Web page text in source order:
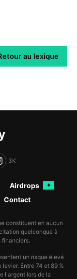
au lexique
3K
Airdrops ✦
Contact
constituent en aucun
quelconque à
financiers.
un risque élevé
Entre 74 et 89 %
l'argent lors de la